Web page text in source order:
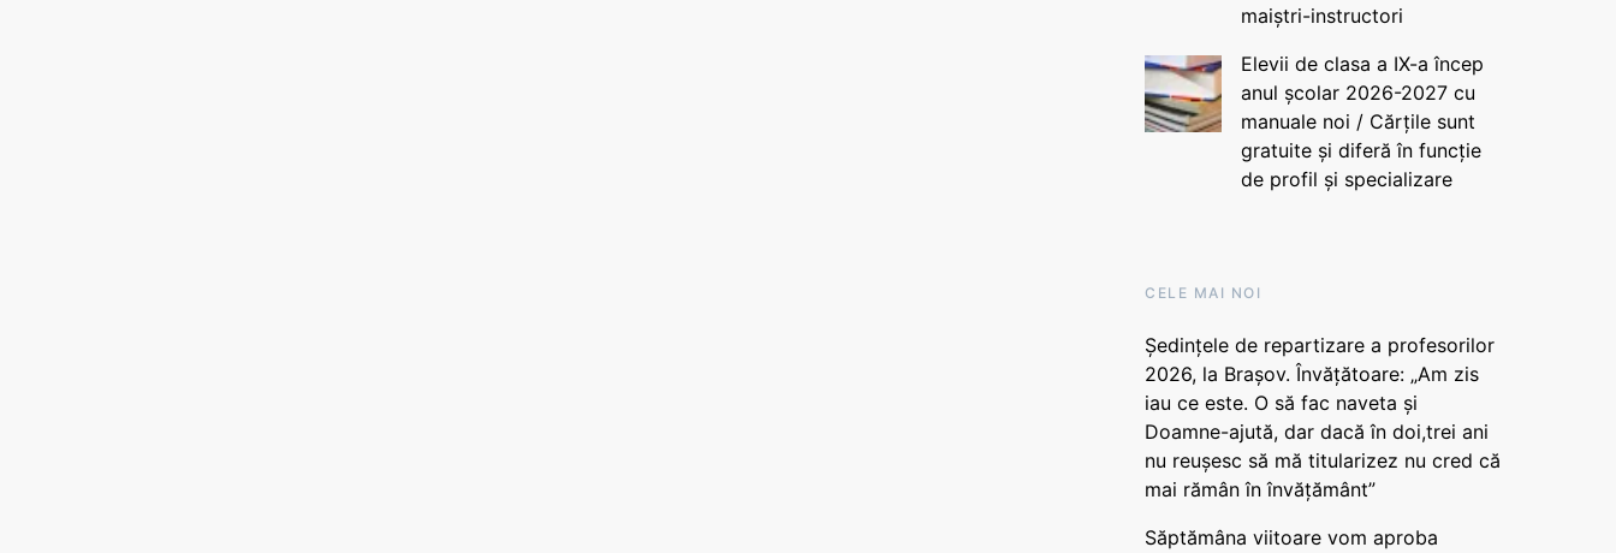
maiștri-instructori
Elevii de clasa a IX-a încep
anul școlar 2026-2027 cu
manuale noi / Cărțile sunt
gratuite și diferă în funcție
de profil și specializare
CELE MAI NOI
Ședințele de repartizare a profesorilor
2026, la Brașov. Învățătoare: „Am zis
iau ce este. O să fac naveta și
Doamne-ajută, dar dacă în doi,trei ani
nu reușesc să mă titularizez nu cred că
mai rămân în învățământ”
Săptămâna viitoare vom aproba